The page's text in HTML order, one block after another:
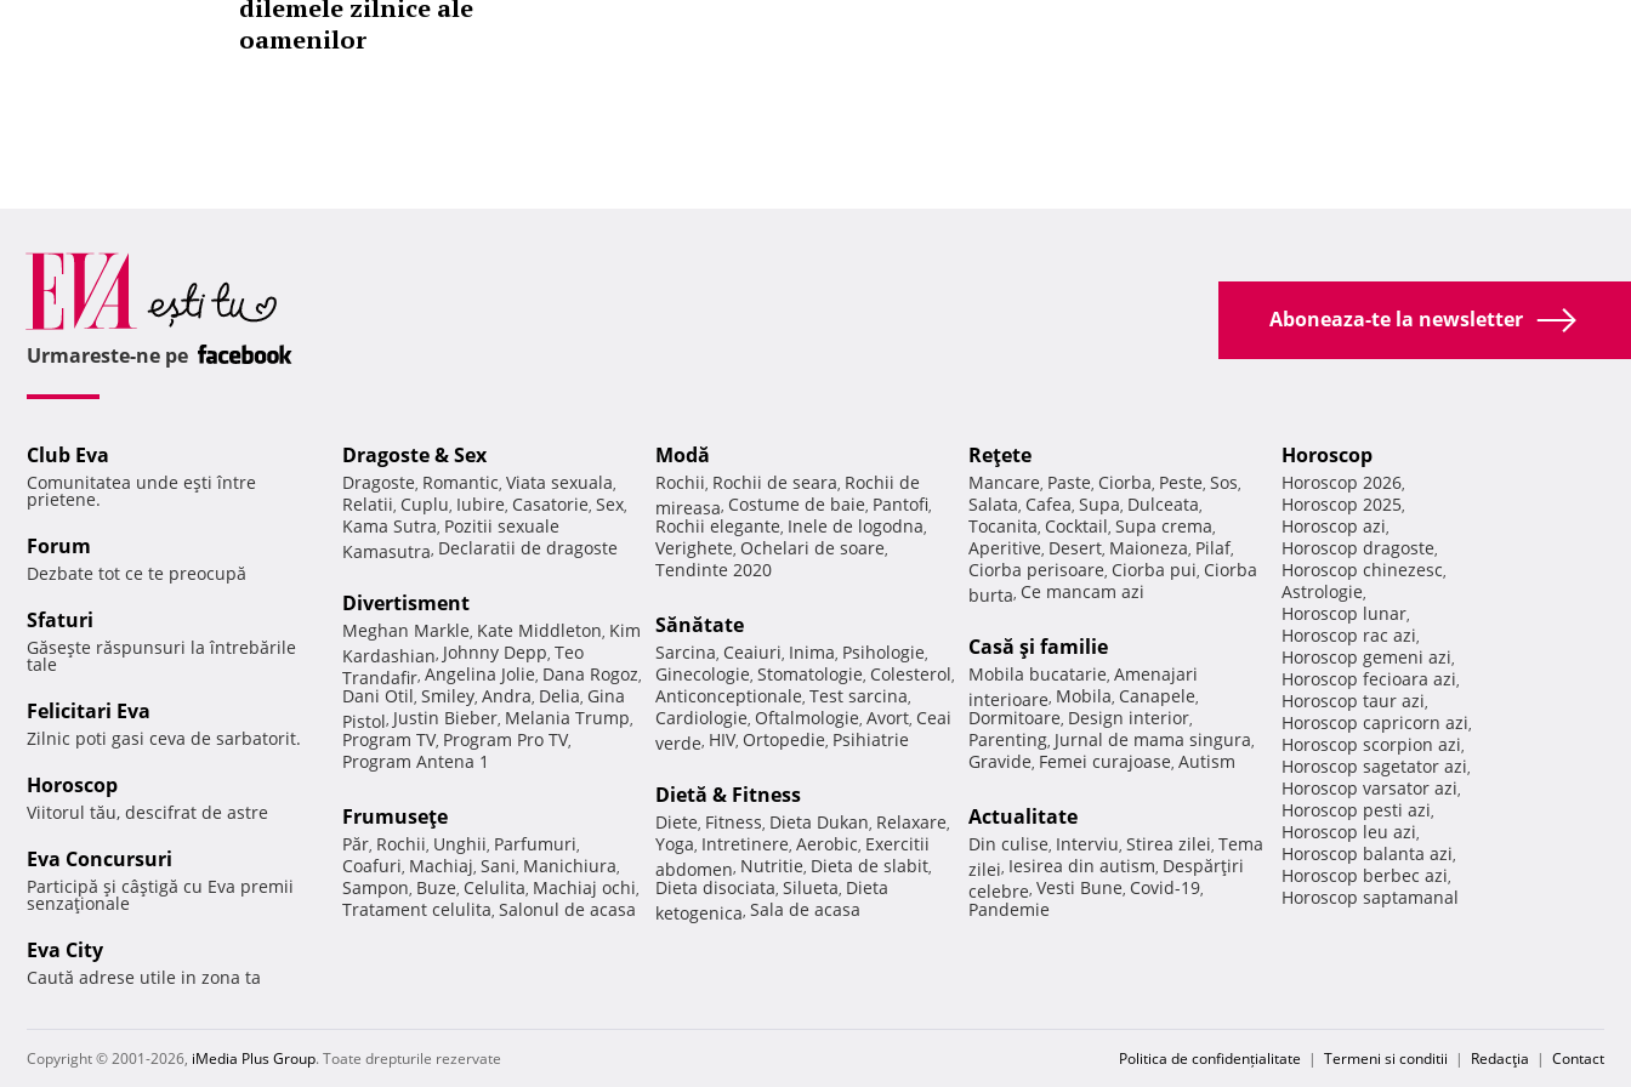
dilemele zilnice ale
oamenilor
Aboneaza-te la newsletter
Urmareste-ne pe
Club Eva
Comunitatea unde eşti între
prietene.
Forum
Dezbate tot ce te preocupă
Sfaturi
Găseşte răspunsuri la întrebările
tale
Felicitari Eva
Zilnic poti gasi ceva de sarbatorit.
Horoscop
Viitorul tău, descifrat de astre
Eva Concursuri
Participă şi câştigă cu Eva premii
senzaţionale
Eva City
Caută adrese utile in zona ta
Dragoste & Sex
Dragoste, Romantic, Viata sexuala,
Relatii, Cuplu, Iubire, Casatorie, Sex,
Kama Sutra, Pozitii sexuale
Kamasutra, Declaratii de dragoste
Divertisment
Meghan Markle, Kate Middleton, Kim
Kardashian, Johnny Depp, Teo
Trandafir, Angelina Jolie, Dana Rogoz,
Dani Otil, Smiley, Andra, Delia, Gina
Pistol, Justin Bieber, Melania Trump,
Program TV, Program Pro TV,
Program Antena 1
Frumuseţe
Păr, Rochii, Unghii, Parfumuri,
Coafuri, Machiaj, Sani, Manichiura,
Sampon, Buze, Celulita, Machiaj ochi,
Tratament celulita, Salonul de acasa
Modă
Rochii, Rochii de seara, Rochii de
mireasa, Costume de baie, Pantofi,
Rochii elegante, Inele de logodna,
Verighete, Ochelari de soare,
Tendinte 2020
Sănătate
Sarcina, Ceaiuri, Inima, Psihologie,
Ginecologie, Stomatologie, Colesterol,
Anticonceptionale, Test sarcina,
Cardiologie, Oftalmologie, Avort, Ceai
verde, HIV, Ortopedie, Psihiatrie
Dietă & Fitness
Diete, Fitness, Dieta Dukan, Relaxare,
Yoga, Intretinere, Aerobic, Exercitii
abdomen, Nutritie, Dieta de slabit,
Dieta disociata, Silueta, Dieta
ketogenica, Sala de acasa
Reţete
Mancare, Paste, Ciorba, Peste, Sos,
Salata, Cafea, Supa, Dulceata,
Tocanita, Cocktail, Supa crema,
Aperitive, Desert, Maioneza, Pilaf,
Ciorba perisoare, Ciorba pui, Ciorba
burta, Ce mancam azi
Casă şi familie
Mobila bucatarie, Amenajari
interioare, Mobila, Canapele,
Dormitoare, Design interior,
Parenting, Jurnal de mama singura,
Gravide, Femei curajoase, Autism
Actualitate
Din culise, Interviu, Stirea zilei, Tema
zilei, Iesirea din autism, Despărţiri
celebre, Vesti Bune, Covid-19,
Pandemie
Horoscop
Horoscop 2026,
Horoscop 2025,
Horoscop azi,
Horoscop dragoste,
Horoscop chinezesc,
Astrologie,
Horoscop lunar,
Horoscop rac azi,
Horoscop gemeni azi,
Horoscop fecioara azi,
Horoscop taur azi,
Horoscop capricorn azi,
Horoscop scorpion azi,
Horoscop sagetator azi,
Horoscop varsator azi,
Horoscop pesti azi,
Horoscop leu azi,
Horoscop balanta azi,
Horoscop berbec azi,
Horoscop saptamanal
Copyright © 2001-2026, iMedia Plus Group. Toate drepturile rezervate Politica de confidențialitate | Termeni si conditii | Redacţia | Contact